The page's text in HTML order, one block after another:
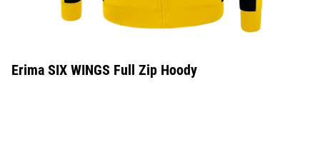
Erima SIX WINGS Full Zip Hoody